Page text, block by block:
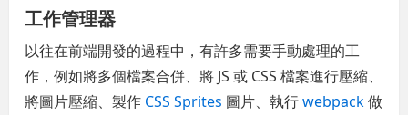
工作管理器
以往在前端開發的過程中，有許多需要手動處理的工
作，例如將多個檔案合併、將 JS 或 CSS 檔案進行壓縮、
將圖片壓縮、製作 CSS Sprites 圖片、執行webpack做